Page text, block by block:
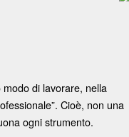
di lavorare, nella
Cioè, non una
ogni strumento.